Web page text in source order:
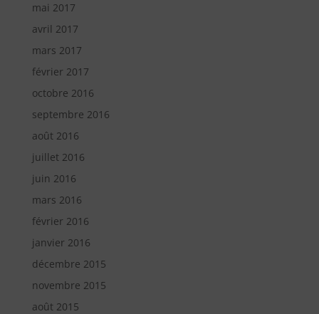
mai 2017
avril 2017
mars 2017
février 2017
octobre 2016
septembre 2016
août 2016
juillet 2016
juin 2016
mars 2016
février 2016
janvier 2016
décembre 2015
novembre 2015
août 2015